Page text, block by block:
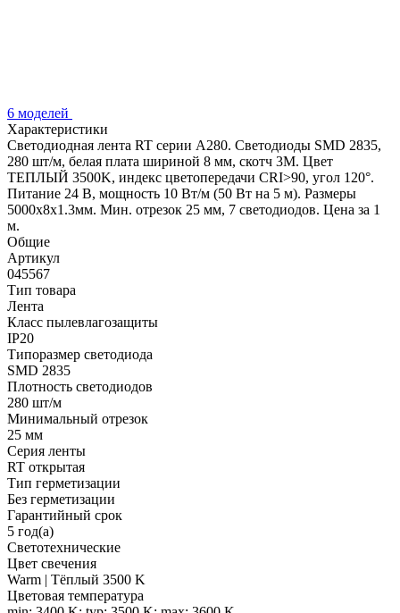
6 моделей
Характеристики
Светодиодная лента RT серии A280. Светодиоды SMD 2835,
280 шт/м, белая плата шириной 8 мм, скотч 3M. Цвет
ТЕПЛЫЙ 3500K, индекс цветопередачи CRI>90, угол 120°.
Питание 24 В, мощность 10 Вт/м (50 Вт на 5 м). Размеры
5000x8x1.3мм. Мин. отрезок 25 мм, 7 светодиодов. Цена за 1
м.
Общие
Артикул
045567
Тип товара
Лента
Класс пылевлагозащиты
IP20
Типоразмер светодиода
SMD 2835
Плотность светодиодов
280 шт/м
Минимальный отрезок
25 мм
Серия ленты
RT открытая
Тип герметизации
Без герметизации
Гарантийный срок
5 год(а)
Светотехнические
Цвет свечения
Warm | Тёплый 3500 K
Цветовая температура